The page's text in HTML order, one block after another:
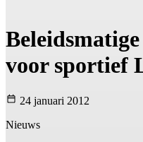
voor sportief
24 januari 2012
Nieuws